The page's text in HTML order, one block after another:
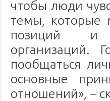
чтобы люди
темы, которые
позиций и
организаций.
пообщаться
основные
отношений», –